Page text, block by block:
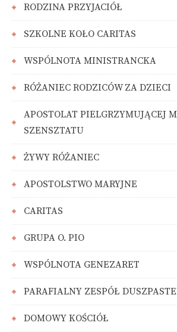
RODZINA PRZYJACIÓŁ
SZKOLNE KOŁO CARITAS
WSPÓLNOTA MINISTRANCKA
RÓŻANIEC RODZICÓW ZA DZIECI
APOSTOLAT PIELGRZYMUJĄCEJ
SZENSZTATU
ŻYWY RÓŻANIEC
APOSTOLSTWO MARYJNE
CARITAS
GRUPA O. PIO
WSPÓLNOTA GENEZARET
PARAFIALNY ZESPÓŁ
DOMOWY KOŚCIÓŁ